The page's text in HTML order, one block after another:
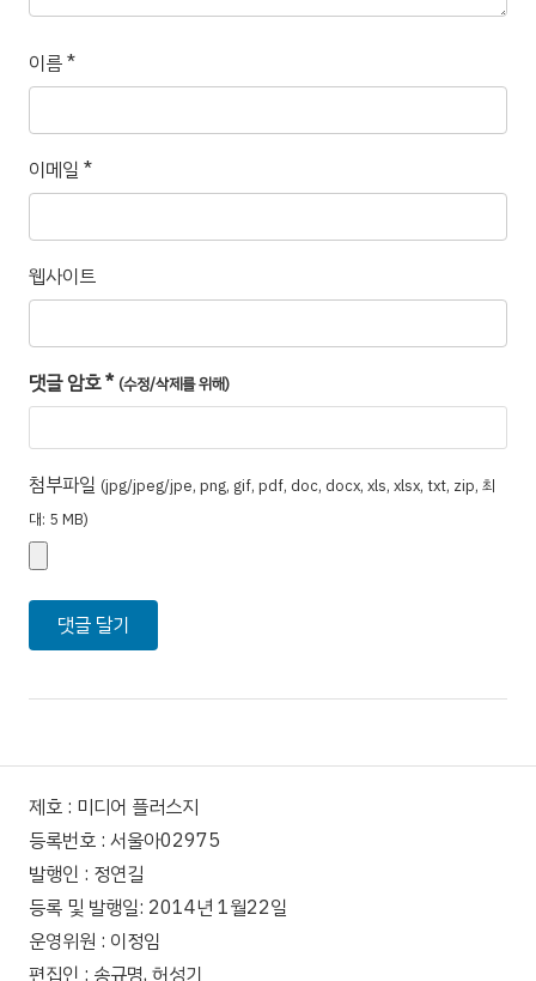
이름*
이메일 *
웹사이트
댓글 암호* (수정/삭제를 위해)
첨부파일 (jpg/jpeg/jpe, png, gif, pdf, doc, docx, xls, xlsx, txt, zip, 최
대: 5 MB)
제호 : 미디어 플러스지
등록번호 : 서울아02975
발행인 : 정연길
등록 및 발행일: 2014년 1월22일
운영위원 : 이정임